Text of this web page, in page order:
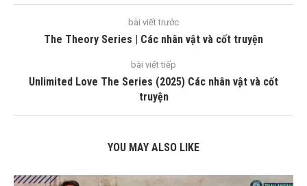
bài viết trước
The Theory Series | Các nhân vật và cốt truyện
bài viết tiếp
Unlimited Love The Series (2025) Các nhân vật và cốt
truyện
YOU MAY ALSO LIKE